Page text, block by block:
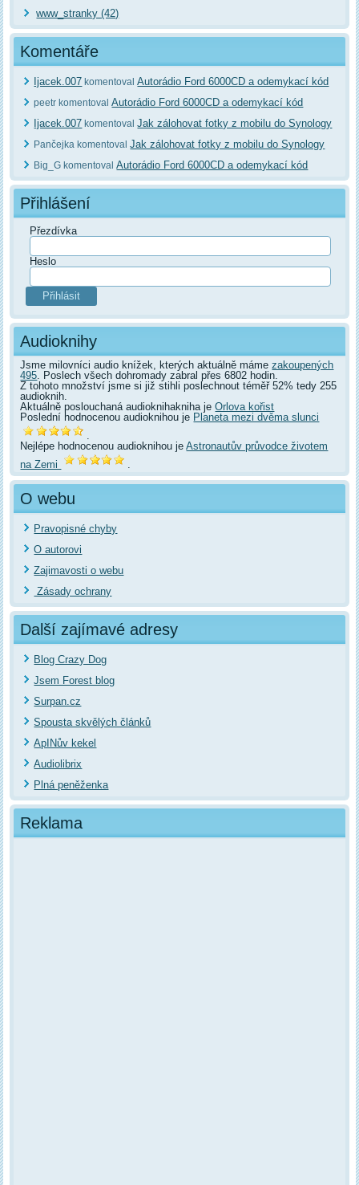
www_stranky (42)
Komentáře
Ijacek.007 komentovalAutorádio Ford 6000CD a odemykací kód
peetr komentovalAutorádio Ford 6000CD a odemykací kód
Ijacek.007 komentovalJak zálohovat fotky z mobilu do Synology
Pančejka komentovalJak zálohovat fotky z mobilu do Synology
Big_G komentovalAutorádio Ford 6000CD a odemykací kód
Přihlášení
Přezdívka
Heslo
Audioknihy
Jsme milovníci audio knížek, kterých aktuálně mámezakoupených
495 . Poslech všech dohromady zabral přes 6802 hodin.
Z tohoto množství jsme si již stihli poslechnout téměř 52% tedy 255
audioknih.
Aktuálně poslouchaná audioknihakniha jeOrlova kořist
Poslední hodnocenou audioknihou je Planeta mezi dvěma slunci
Nejlépe hodnocenou audioknihou jeAstronautův průvodce životem
na Zemi
O webu
Pravopisné chyby
O autorovi
Zajimavosti o webu
Zásady ochrany
Další zajímavé adresy
Blog Crazy Dog
Jsem Forest blog
Surpan.cz
Spousta skvělých článků
ApINův kekel
Audiolibrix
Plná peněženka
Reklama